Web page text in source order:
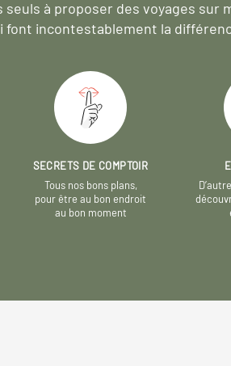
à proposer des voyages sur
font incontestablement la
SECRETS DE COMPTOIR
Tous nos bons plans,
pour être au bon endroit
au bon moment